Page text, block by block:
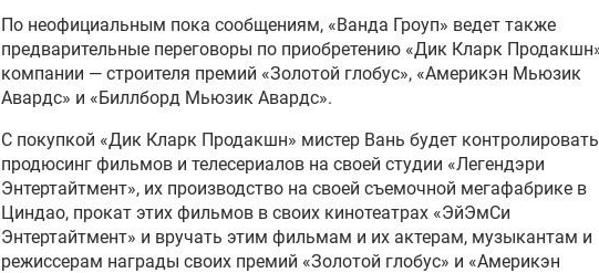
По неофициальным пока сообщениям, «Ванда Гроуп» ведет также
предварительные переговоры по приобретению «Дик Кларк
компании — строителя премий «Золотой глобус», «Америкэн Мьюзик
Авардс» и «Биллборд Мьюзик Авардс».
С покупкой «Дик Кларк Продакшн» мистер Вань будет контролировать
продюсинг фильмов и телесериалов на своей студии «Легендэри
Энтертайтмент», их производство на своей съемочной мегафабрике в
Циндао, прокат этих фильмов в своих кинотеатрах «ЭйЭмСи
Энтертайтмент» и вручать этим фильмам и их актерам, музыкантам и
режиссерам награды своих премий «Золотой глобус» и «Америкэн